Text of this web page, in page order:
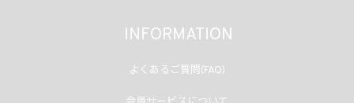
INFORMATION
よくあるご質問(FAQ)